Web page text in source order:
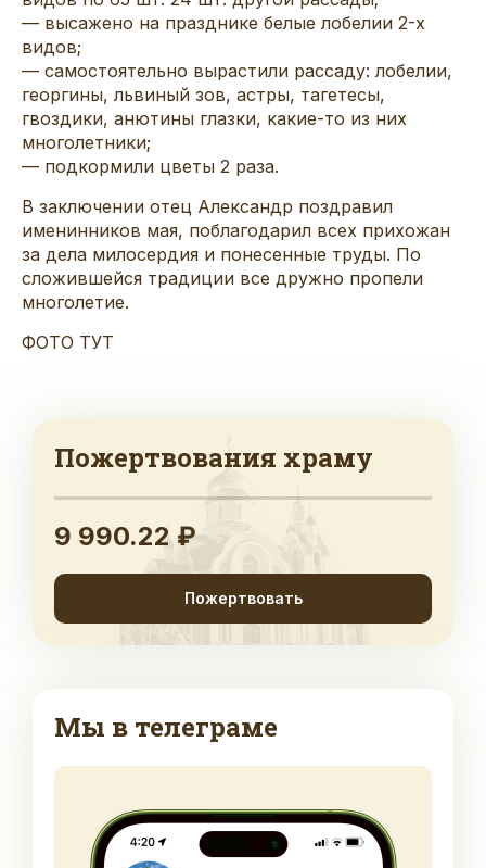
— высажено на празднике белые лобелии 2-х
видов;
— самостоятельно вырастили рассаду: лобелии,
георгины, львиный зов, астры, тагетесы,
гвоздики, анютины глазки, какие-то из них
многолетники;
— подкормили цветы 2 раза.
В заключении отец Александр поздравил
именинников мая, поблагодарил всех прихожан
за дела милосердия и понесенные труды. По
сложившейся традиции все дружно пропели
многолетие.
ФОТО ТУТ
Пожертвования храму
9 990.22 ₽
Пожертвовать
Мы в телеграме